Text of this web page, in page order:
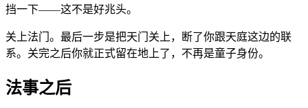
挡一下——这不是好兆头。
关上法门。最后一步是把天门关上，断了你跟天庭这边的联
系。关完之后你就正式留在地上了，不再是童子身份。
法事之后